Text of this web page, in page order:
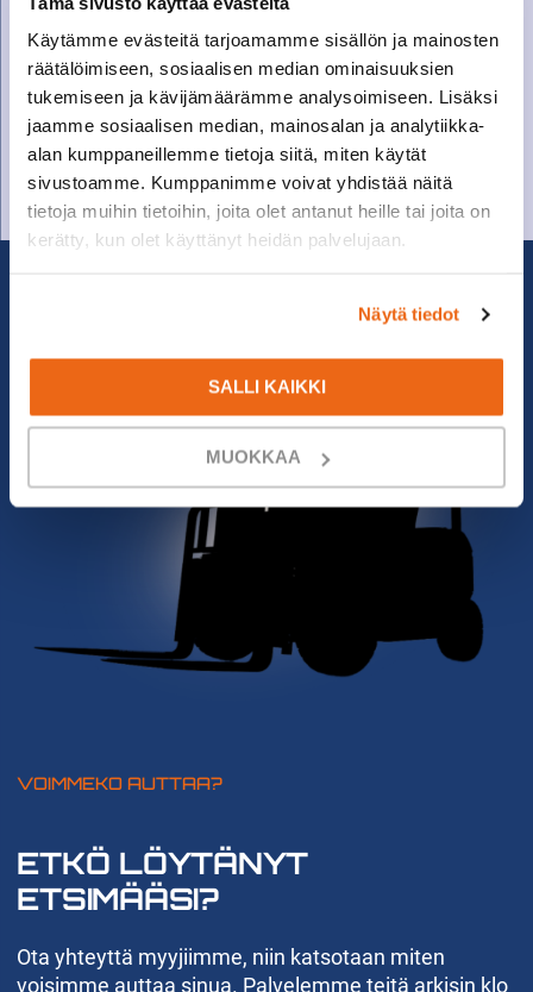
Käytämme evästeitä tarjoamamme sisällön ja mainosten
räätälöimiseen, sosiaalisen median ominaisuuksien
tukemiseen ja kävijämäärämme analysoimiseen. Lisäksi
jaamme sosiaalisen median, mainosalan ja analytiikka-
alan kumppaneillemme tietoja siitä, miten käytät
sivustoamme. Kumppanimme voivat yhdistää näitä
tietoja muihin tietoihin, joita olet antanut heille tai joita on
kerätty, kun olet käyttänyt heidän palvelujaan.
Näytä tiedot
SALLI KAIKKI
MUOKKAA
SOITA VARAOSAMYYNTIIN
Varaosamyynti
010 27 91 831
varaosat@suomenkonetalo.fi
VOIMMEKO AUTTAA?
ETKÖ LÖYTÄNYT
ETSIMÄÄSI?
Ota yhteyttä myyjiimme, niin katsotaan miten
voisimme auttaa sinua. Palvelemme teitä arkisin klo